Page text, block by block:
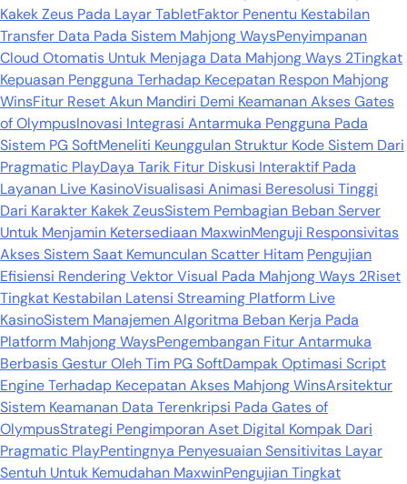
Kakek Zeus Pada Layar TabletFaktor Penentu Kestabilan
Transfer Data Pada Sistem Mahjong WaysPenyimpanan
Cloud Otomatis Untuk Menjaga Data Mahjong Ways 2Tingkat
Kepuasan Pengguna Terhadap Kecepatan Respon Mahjong
WinsFitur Reset Akun Mandiri Demi Keamanan Akses Gates
of OlympusInovasi Integrasi Antarmuka Pengguna Pada
Sistem PG SoftMeneliti Keunggulan Struktur Kode Sistem Dari
Pragmatic PlayDaya Tarik Fitur Diskusi Interaktif Pada
Layanan Live KasinoVisualisasi Animasi Beresolusi Tinggi
Dari Karakter Kakek ZeusSistem Pembagian Beban Server
Untuk Menjamin Ketersediaan MaxwinMenguji Responsivitas
Akses Sistem Saat Kemunculan Scatter Hitam Pengujian
Efisiensi Rendering Vektor Visual Pada Mahjong Ways 2Riset
Tingkat Kestabilan Latensi Streaming Platform Live
KasinoSistem Manajemen Algoritma Beban Kerja Pada
Platform Mahjong WaysPengembangan Fitur Antarmuka
Berbasis Gestur Oleh Tim PG SoftDampak Optimasi Script
Engine Terhadap Kecepatan Akses Mahjong WinsArsitektur
Sistem Keamanan Data Terenkripsi Pada Gates of
OlympusStrategi Pengimporan Aset Digital Kompak Dari
Pragmatic PlayPentingnya Penyesuaian Sensitivitas Layar
Sentuh Untuk Kemudahan MaxwinPengujian Tingkat